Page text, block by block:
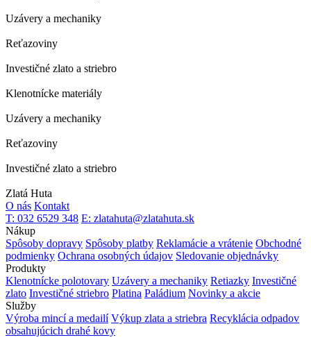
Uzávery a mechaniky
Reťazoviny
Investičné zlato a striebro
Klenotnícke materiály
Uzávery a mechaniky
Reťazoviny
Investičné zlato a striebro
Zlatá Huta
O nás Kontakt
T: 032 6529 348 E: zlatahuta@zlatahuta.sk
Nákup
Spôsoby dopravy Spôsoby platby Reklamácie a vrátenie Obchodné
podmienky Ochrana osobných údajov Sledovanie objednávky
Produkty
Klenotnícke polotovary Uzávery a mechaniky Retiazky Investičné
zlato Investičné striebro Platina Paládium Novinky a akcie
Služby
Výroba mincí a medailí Výkup zlata a striebra Recyklácia odpadov
obsahujúcich drahé kovy